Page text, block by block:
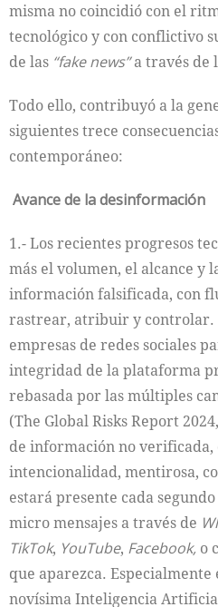
misma no coincidió con el
tecnológico y con conflictivo
de las “fake news”a través de
Todo ello, contribuyó a la
siguientes trece
contemporáneo:
Avance de la desinformación
1.- Los recientes progresos
más el volumen, el alcance y
información falsificada, con
rastrear, atribuir y controlar.
empresas de redes sociales
integridad de la plataforma
rebasada por las múltiples
(The Global Risks Report
de información no verificada,
intencionalidad, mentirosa,
estará presente cada
micro mensajes a través de
TikTok, YouTube, Facebook, o
que aparezca.
novísima Inteligencia